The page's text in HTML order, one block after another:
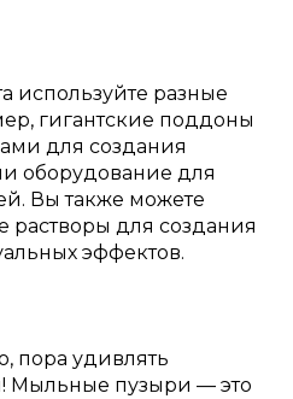
используйте разные
гигантские поддоны
для создания
оборудование для
Вы также можете
растворы для создания
эффектов.
пора удивлять
Мыльные пузыри — это